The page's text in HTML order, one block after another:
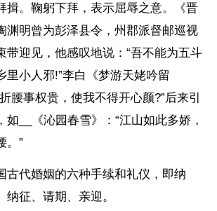
揖。鞠躬下拜，表示屈辱之意。《晋
渊明曾为彭泽县令，州郡派督邮巡视
带迎见，他感叹地说：“吾不能为五斗
里小人邪!”李白《梦游天姥吟留
腰事权贵，使我不得开心颜?”后来引
如__《沁园春雪》：“江山如此多娇，
。”
古代婚姻的六种手续和礼仪，即纳
征、请期、亲迎。